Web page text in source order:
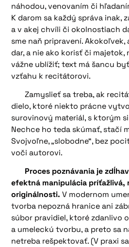
náhodou, venovaním či
K darom sa každý správa inak,
a v akej chvíli či okolnostiach
sme naň pripravení.
dar, a nie ako korisť či majetok,
vážne ublížiť; text má šancu
vzťahu k recitátorovi.
Zamyslieť sa treba, ak
dielo, ktoré niekto prácne
surovinový materiál, s ktorým
Nechce ho teda skúmať, stačí
Svojvoľne, „slobodne“, bez
voči autorovi.
Proces poznávania je
efektná manipulácia príťažlivá,
originálnosti. V modernom
tvorba nepozná hranice ani
súbor pravidiel, ktoré zdanlivo
a umeleckú tvorbu, a preto sa
netreba rešpektovať. (V praxi